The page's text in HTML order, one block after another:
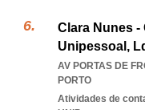
Clara Nunes
Unipessoal,
AV PORTAS DE
PORTO
Atividades de